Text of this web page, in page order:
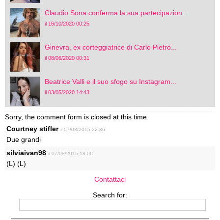
Claudio Sona conferma la sua partecipazion...
il 16/10/2020 00:25
Ginevra, ex corteggiatrice di Carlo Pietro...
il 08/06/2020 00:31
Beatrice Valli e il suo sfogo su Instagram...
il 03/05/2020 14:43
Sorry, the comment form is closed at this time.
Courtney stifler il 07/08/2015 22:36
Due grandi
silviaivan98 il 07/08/2015 18:06
(L) (L)
Contattaci
Search for: